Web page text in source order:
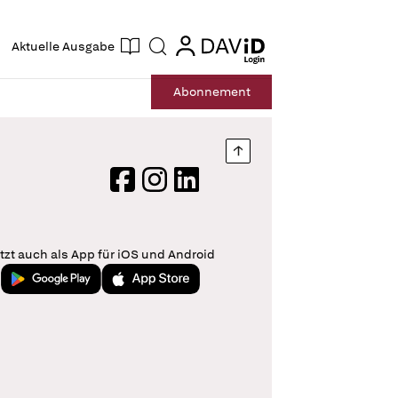
Aktuelle Ausgabe Suche login
login
Abonnement
Nach oben springen
FacebookInstagram
LinkedIn
auch als App für iOS und Android
Jetzt bei Google PlayLaden im App Store